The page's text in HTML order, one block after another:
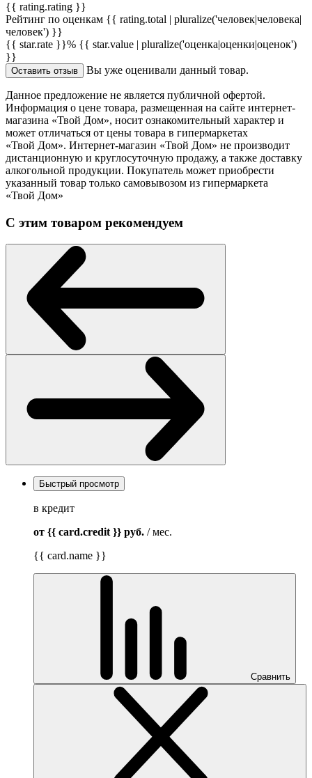
{{ rating.rating }}
Рейтинг по оценкам {{ rating.total | pluralize('человек|человека|
человек') }}
{{ star.rate }}% {{ star.value | pluralize('оценка|оценки|оценок')
}}
Оставить отзыв Вы уже оценивали данный товар.
Данное предложение не является публичной офертой.
Информация о цене товара, размещенная на сайте интернет-
магазина «Твой Дом», носит ознакомительный характер и
может отличаться от цены товара в гипермаркетах
«Твой Дом». Интернет-магазин «Твой Дом» не производит
дистанционную и круглосуточную продажу, а также доставку
алкогольной продукции. Покупатель может приобрести
указанный товар только самовывозом из гипермаркета
«Твой Дом»
С этим товаром рекомендуем
Быстрый просмотр
в кредит
от {{ card.credit }} руб. / мес.
{{ card.name }}
Сравнить